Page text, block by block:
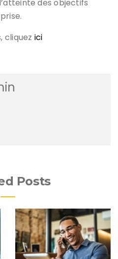
des objectifs
cliquez ici
Posts